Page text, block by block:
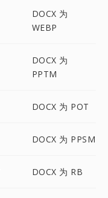
DOCX 为
WEBP
DOCX 为
PPTM
DOCX 为 POT
DOCX 为 PPSM
DOCX 为 RB